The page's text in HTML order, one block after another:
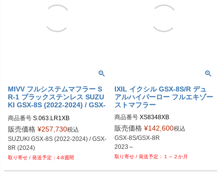
MIVV フルシステムマフラー S
R-1 ブラックステンレス SUZU
KI GSX-8S (2022-2024) / GSX-
商品番号 S.063.LR1XB
販売価格 ¥257,730税込
SUZUKI GSX-8S (2022-2024) / GSX-
8R (2024)
4-8週間
IXIL イクシル GSX-8S/R デュ
アルハイパーロー フルエキゾー
ストマフラー
商品番号 XS8348XB
販売価格 ¥142,600税込
GSX-8S/GSX-8R
１～２か月